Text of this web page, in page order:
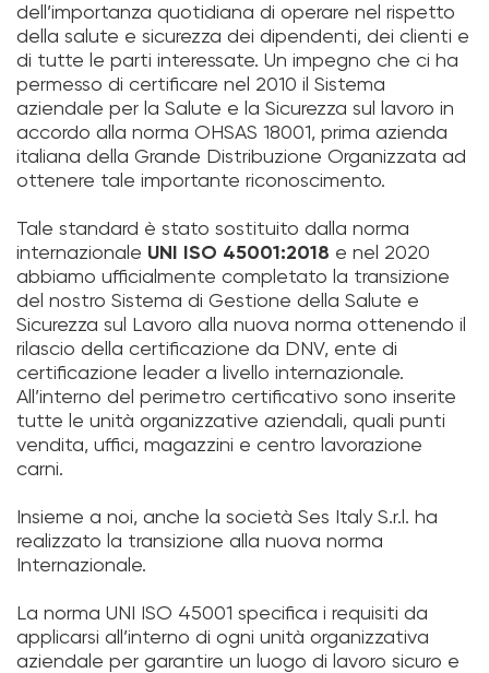
dell’importanza quotidiana di operare nel rispetto
della salute e sicurezza dei dipendenti, dei clienti e
di tutte le parti interessate. Un impegno che ci ha
permesso di certificare nel 2010 il Sistema
aziendale per la Salute e la Sicurezza sul lavoro in
accordo alla norma OHSAS 18001, prima azienda
italiana della Grande Distribuzione Organizzata ad
ottenere tale importante riconoscimento.
Tale standard è stato sostituito dalla norma
internazionale UNI ISO 45001:2018 e nel 2020
abbiamo ufficialmente completato la transizione
del nostro Sistema di Gestione della Salute e
Sicurezza sul Lavoro alla nuova norma ottenendo il
rilascio della certificazione da DNV, ente di
certificazione leader a livello internazionale.
All’interno del perimetro certificativo sono inserite
tutte le unità organizzative aziendali, quali punti
vendita, uffici, magazzini e centro lavorazione
carni.
Insieme a noi, anche la società Ses Italy S.r.l. ha
realizzato la transizione alla nuova norma
Internazionale.
La norma UNI ISO 45001 specifica i requisiti da
applicarsi all’interno di ogni unità organizzativa
aziendale per garantire un luogo di lavoro sicuro e